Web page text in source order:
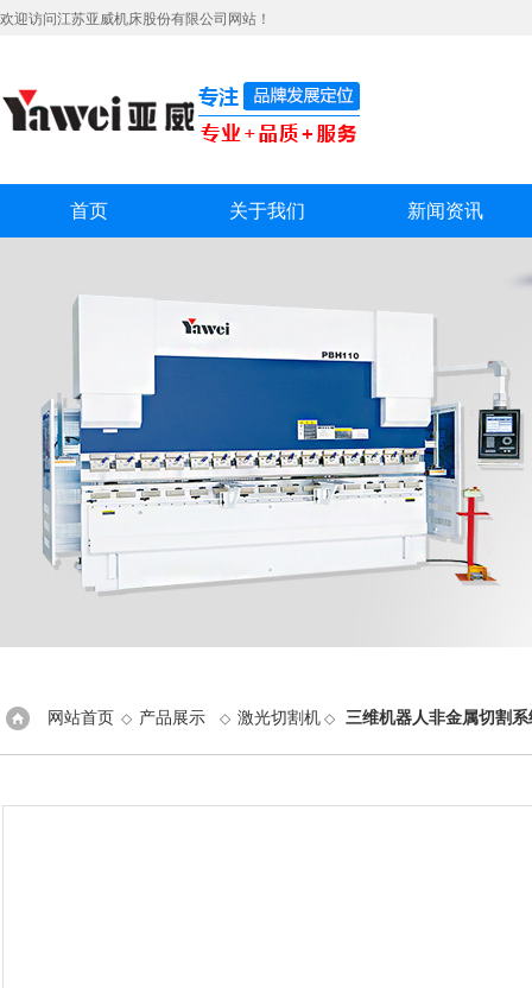
欢迎访问江苏亚威机床股份有限公司网站！
首页 关于我们 新闻资讯
网站首页 ◇ 产品展示 ◇ 激光切割机 ◇ 三维机器人非金属切割系